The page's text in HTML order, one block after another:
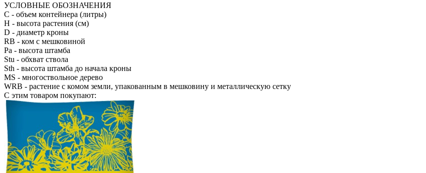
УСЛОВНЫЕ ОБОЗНАЧЕНИЯ
С - объем контейнера (литры)
H - высота растения (см)
D - диаметр кроны
RB - ком с мешковиной
Pa - высота штамба
Stu - обхват ствола
Sth - высота штамба до начала кроны
MS - многоствольное дерево
WRB - растение с комом земли, упакованным в мешковину и металлическую сетку
С этим товаром покупают: